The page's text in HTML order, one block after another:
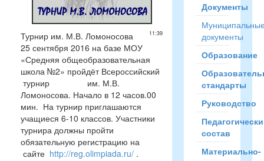
11:39
Турнир им. М.В. Ломоносова
25 сентября 2016 на базе МОУ
«Средняя общеобразовательная
школа №2» пройдёт Всероссийский
турнир им. М.В.
Ломоносова. Начало в 12 часов.00
мин. На турнир приглашаются
учащиеся 6-10 классов. Участники
турнира должны пройти
обязательную регистрацию на
сайте http://reg.olimpiada.ru/ .
Документы
документы
Образование
стандарты
Руководство
состав
Материально-